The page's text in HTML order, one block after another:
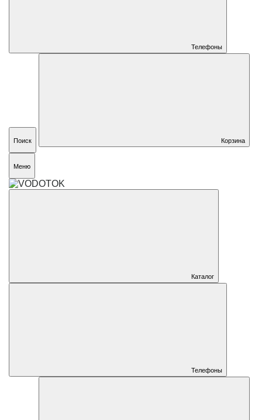
Телефоны
Поиск Корзина
Меню
Каталог
Телефоны